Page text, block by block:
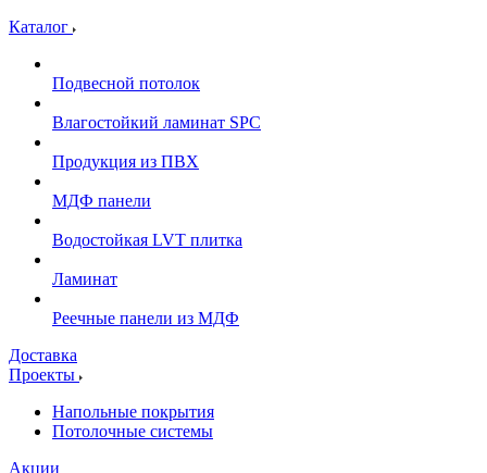
Каталог
Подвесной потолок
Влагостойкий ламинат SPC
Продукция из ПВХ
МДФ панели
Водостойкая LVT плитка
Ламинат
Реечные панели из МДФ
Доставка
Проекты
Напольные покрытия
Потолочные системы
Акции